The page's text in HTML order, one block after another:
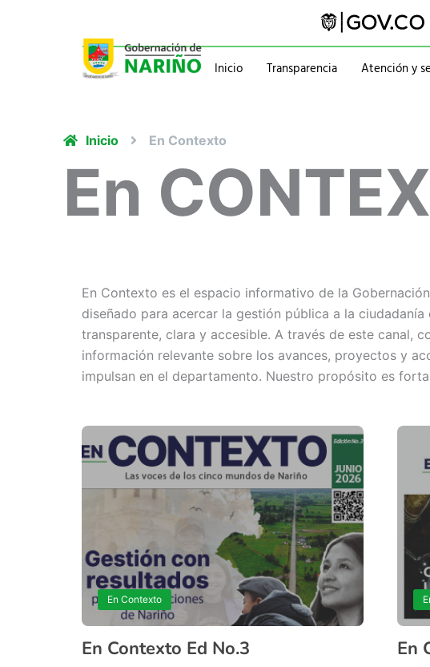
contenido
Inicio Transparencia Atención y
Inicio En Contexto
En
En Contexto es el espacio informativo de la
diseñado para acercar la gestión pública a la ciudadanía
transparente, clara y accesible. A través de este canal,
información relevante sobre los avances, proyectos y
impulsan en el departamento. Nuestro propósito es
entre la administración departamental y la gente,
comunicación cercana, oportuna y confiable que
comprender y valorar el trabajo que se realiza por el
En Contexto
En Contexto Ed No.3 En